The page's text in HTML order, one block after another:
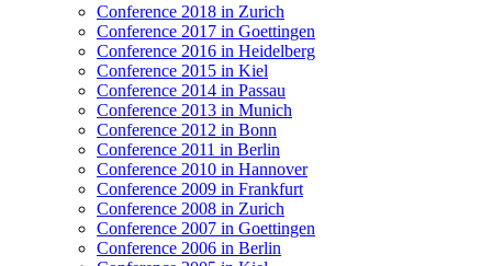
Conference 2018 in Zurich
Conference 2017 in Goettingen
Conference 2016 in Heidelberg
Conference 2015 in Kiel
Conference 2014 in Passau
Conference 2013 in Munich
Conference 2012 in Bonn
Conference 2011 in Berlin
Conference 2010 in Hannover
Conference 2009 in Frankfurt
Conference 2008 in Zurich
Conference 2007 in Goettingen
Conference 2006 in Berlin